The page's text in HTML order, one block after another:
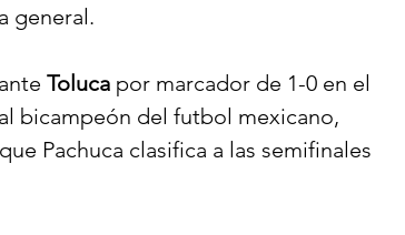
general.
Toluca por marcador de 1-0 en el
bicampeón del futbol mexicano,
Pachuca clasifica a las semifinales